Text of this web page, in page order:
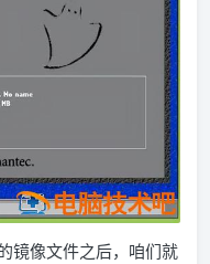
镜像文件之后，咱们就